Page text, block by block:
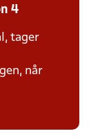
4
tager
når